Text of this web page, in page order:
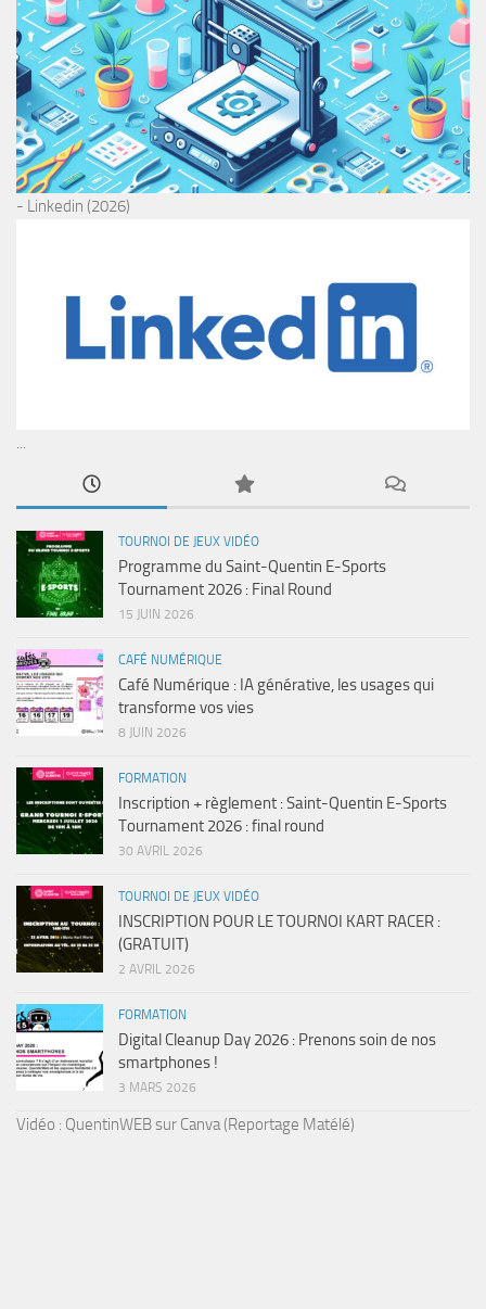
- Linkedin (2026)
TOURNOI DE JEUX VIDÉO
Programme du Saint-Quentin E-Sports
Tournament 2026 : Final Round
15 JUIN 2026
CAFÉ NUMÉRIQUE
Café Numérique : IA générative, les usages qui
transforme vos vies
8 JUIN 2026
FORMATION
Inscription + règlement : Saint-Quentin E-Sports
Tournament 2026 : final round
30 AVRIL 2026
TOURNOI DE JEUX VIDÉO
INSCRIPTION POUR LE TOURNOI KART RACER :
(GRATUIT)
2 AVRIL 2026
FORMATION
Digital Cleanup Day 2026 : Prenons soin de nos
smartphones !
3 MARS 2026
Vidéo : QuentinWEB sur Canva (Reportage Matélé)